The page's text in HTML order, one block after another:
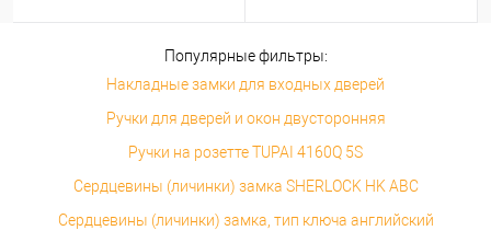
Популярные фильтры:
Накладные замки для входных дверей
Ручки для дверей и окон двусторонняя
Ручки на розетте TUPAI 4160Q 5S
Сердцевины (личинки) замка SHERLOCK HK ABC
Сердцевины (личинки) замка, тип ключа английский